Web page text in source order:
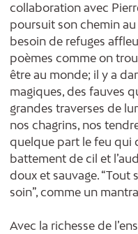
collaboration avec
poursuit son chemin
besoin de refuges
poèmes comme on
être au monde; il y a
magiques, des fauves
grandes traverses de
nos chagrins, nos
quelque part le feu qui
battement de cil et
doux et sauvage. “Tout
soin”, comme un
Avec la richesse de